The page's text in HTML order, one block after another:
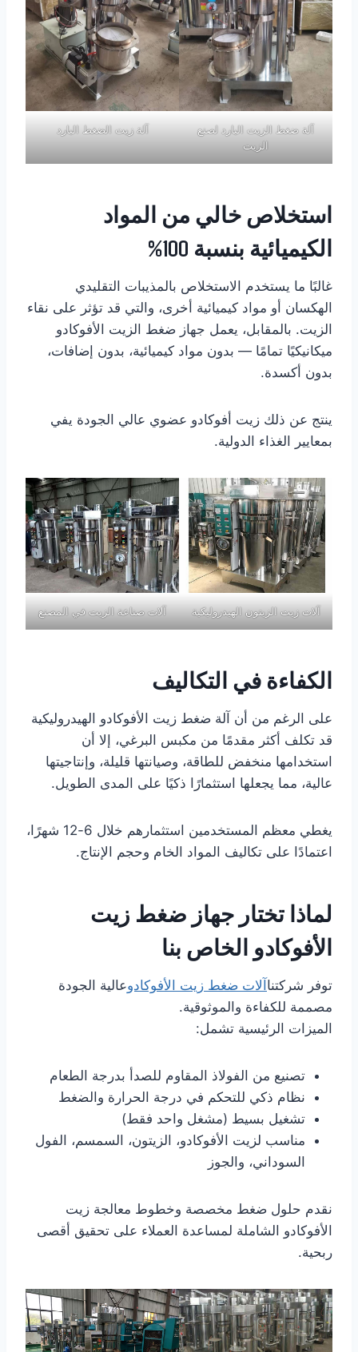
آلة ضغط الزيت البارد لصنع
الزيت
آلة زيت الضغط البارد
استخلاص خالي من المواد
الكيميائية بنسبة 100%
غالبًا ما يستخدم الاستخلاص بالمذيبات التقليدي
الهكسان أو مواد كيميائية أخرى، والتي قد تؤثر على نقاء
الزيت. بالمقابل، يعمل جهاز ضغط الزيت الأفوكادو
ميكانيكيًا تمامًا — بدون مواد كيميائية، بدون إضافات،
بدون أكسدة.
ينتج عن ذلك زيت أفوكادو عضوي عالي الجودة يفي
بمعايير الغذاء الدولية.
آلات زيت الزيتون الهيدروليكية آلات صناعة الزيت في المصنع
الكفاءة في التكاليف
على الرغم من أن آلة ضغط زيت الأفوكادو الهيدروليكية
قد تكلف أكثر مقدمًا من مكبس البرغي، إلا أن
استخدامها منخفض للطاقة، وصيانتها قليلة، وإنتاجيتها
عالية، مما يجعلها استثمارًا ذكيًا على المدى الطويل.
يغطي معظم المستخدمين استثمارهم خلال 6-12 شهرًا،
اعتمادًا على تكاليف المواد الخام وحجم الإنتاج.
لماذا تختار جهاز ضغط زيت
الأفوكادو الخاص بنا
توفر شركتنا آلات ضغط زيت الأفوكادوعالية الجودة
مصممة للكفاءة والموثوقية.
الميزات الرئيسية تشمل:
تصنيع من الفولاذ المقاوم للصدأ بدرجة الطعام
نظام ذكي للتحكم في درجة الحرارة والضغط
تشغيل بسيط (مشغل واحد فقط)
مناسب لزيت الأفوكادو، الزيتون، السمسم، الفول
السوداني، والجوز
نقدم حلول ضغط مخصصة وخطوط معالجة زيت
الأفوكادو الشاملة لمساعدة العملاء على تحقيق أقصى
ربحية.